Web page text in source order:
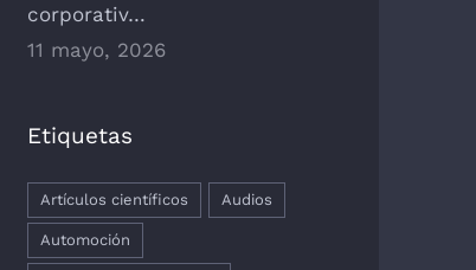
corporativ…
11 mayo, 2026
Etiquetas
Artículos científicos Audios
Automoción